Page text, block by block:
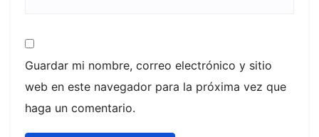
Guardar mi nombre, correo electrónico y sitio
web en este navegador para la próxima vez que
haga un comentario.